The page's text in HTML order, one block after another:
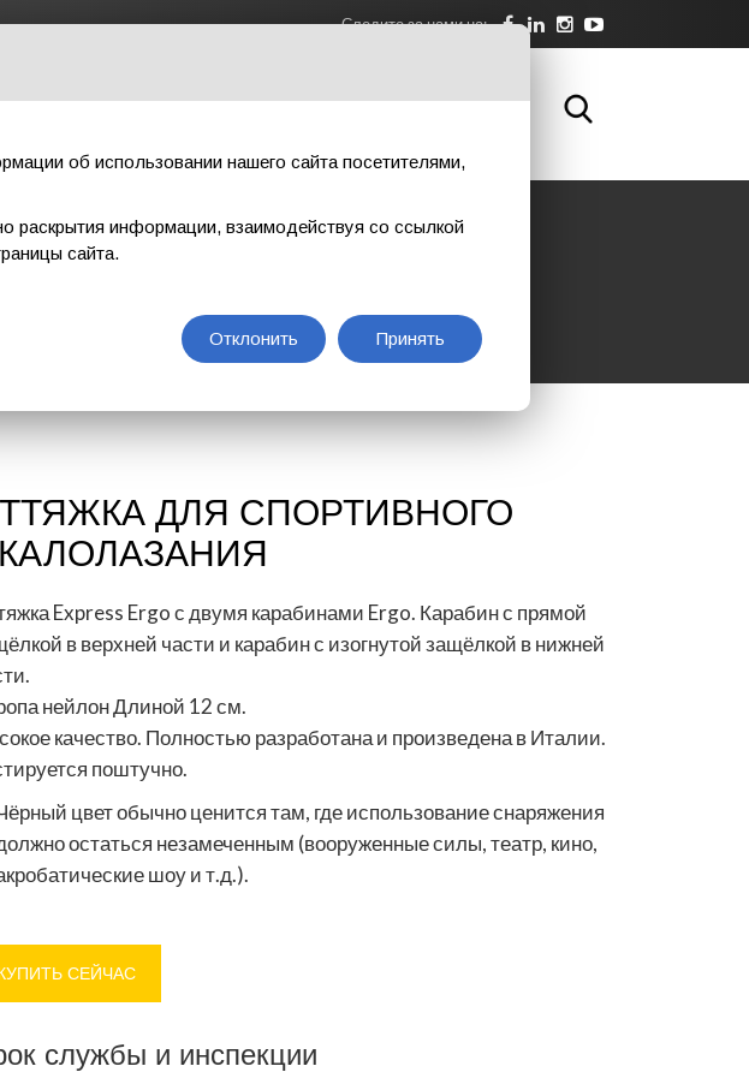
Следите за нами на:
ФУРНИТУРА О НАС СКАЧАТЬ КОНТАКТЫ
ДЛЯ СПОРТИВНОГО
Express Ergo с двумя карабинами Ergo. Карабин с прямой
в верхней части и карабин с изогнутой защёлкой в нижней
нейлон Длиной 12 см.
качество. Полностью разработана и произведена в Италии.
поштучно.
цвет обычно ценится там, где использование снаряжения
остаться незамеченным (вооруженные силы, театр, кино,
шоу и т.д.).
СЕЙЧАС
службы и инспекции
об использовании нашего сайта посетителями,
раскрытия информации, взаимодействуя со ссылкой
сайта.
Отклонить Принять